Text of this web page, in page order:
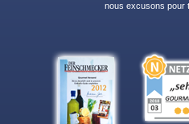
nous excusons pour